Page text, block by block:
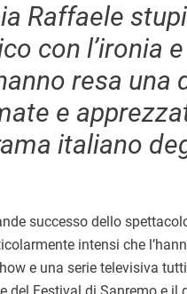
Raffaele
con l’ironia
resa una
e
italiano
successo dello
intensi che
e una serie televisiva